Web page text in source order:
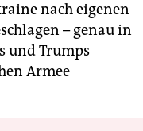
nach eigenen
– genau in
und Trumps
Armee